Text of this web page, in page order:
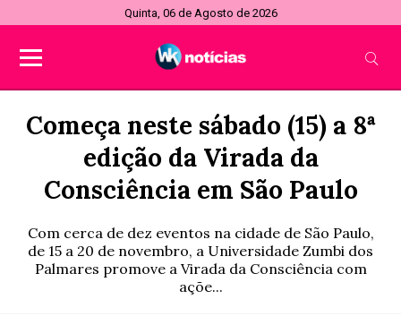
Quinta, 06 de Agosto de 2026
Começa neste sábado (15) a 8ª
edição da Virada da
Consciência em São Paulo
Com cerca de dez eventos na cidade de São Paulo,
de 15 a 20 de novembro, a Universidade Zumbi dos
Palmares promove a Virada da Consciência com
açõe...